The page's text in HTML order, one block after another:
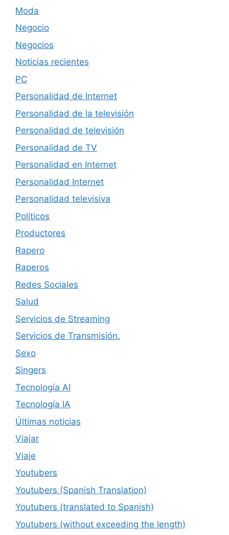
Moda
Negocio
Negocios
Noticias recientes
PC
Personalidad de Internet
Personalidad de la televisión
Personalidad de televisión
Personalidad de TV
Personalidad en Internet
Personalidad Internet
Personalidad televisiva
Políticos
Productores
Rapero
Raperos
Redes Sociales
Salud
Servicios de Streaming
Servicios de Transmisión.
Sexo
Singers
Tecnología AI
Tecnología IA
Últimas noticias
Viajar
Viaje
Youtubers
Youtubers (Spanish Translation)
Youtubers (translated to Spanish)
Youtubers (without exceeding the length)